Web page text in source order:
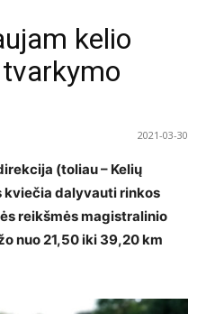
kelio
2021-03-30
(toliau – Kelių
dalyvauti rinkos
reikšmės magistralinio
nuo 21,50 iki 39,20 km